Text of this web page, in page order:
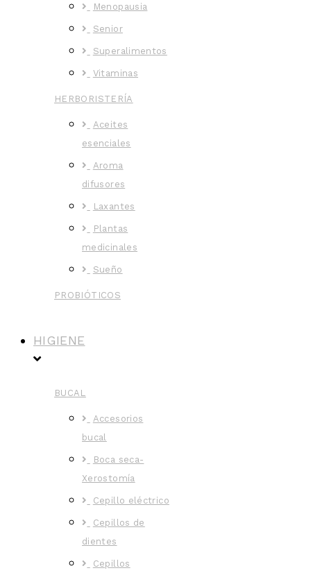
Menopausia
Senior
Superalimentos
Vitaminas
HERBORISTERÍA
Aceites
esenciales
Aroma
difusores
Laxantes
Plantas
medicinales
Sueño
PROBIÓTICOS
HIGIENE
BUCAL
Accesorios
bucal
Boca seca-
Xerostomía
Cepillo eléctrico
Cepillos de
dientes
Cepillos